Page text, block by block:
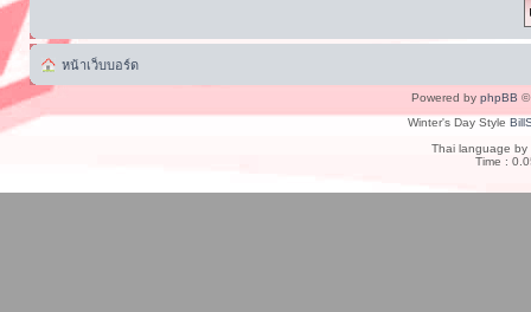
หน้าเว็บบอร์ด
Powered by phpBB ©
Winter's Day Style
Thai language by
Time :